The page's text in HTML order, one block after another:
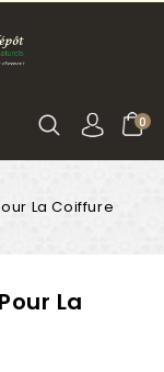
0
La Coiffure
La